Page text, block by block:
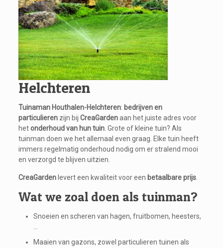
Tuinman Houthalen-
Helchteren
Tuinaman Houthalen-Helchteren: bedrijven en
particulierenzijn bij CreaGardenaan het juiste adres voor
hetonderhoud van hun tuin. Grote of kleine tuin? Als
tuinman doen we het allemaal even graag. Elke tuin heeft
immers regelmatig onderhoud nodig om er stralend mooi
en verzorgd te blijven uitzien.
CreaGardenlevert een kwaliteit voor een betaalbare prijs.
Wat we zoal doen als tuinman?
Snoeien en scheren van hagen, fruitbomen, heesters,
Maaien van gazons, zowel particulieren tuinen als